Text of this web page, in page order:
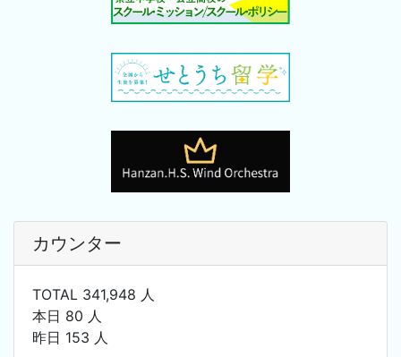
カウンター
TOTAL 341,948 人
本日 80 人
昨日 153 人